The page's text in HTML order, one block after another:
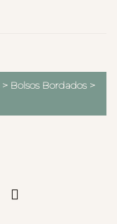
> Bolsos Bordados >